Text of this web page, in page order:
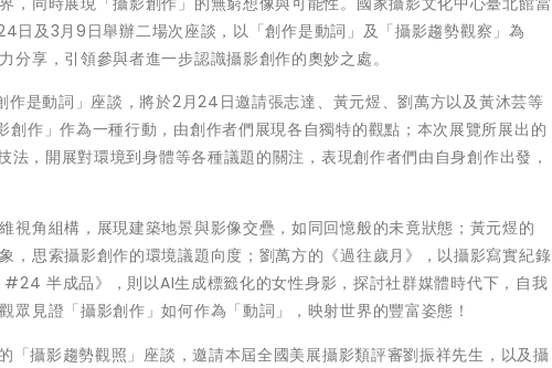
日及3月9日舉辦二場次座談，以「創作是動詞」及「攝影趨勢觀察」為
享，引領參與者進一步認識攝影創作的奧妙之處。
是動詞」座談，將於2月24日邀請張志達、黃元煜、劉萬方以及黃沐芸等
作」作為一種行動，由創作者們展現各自獨特的觀點；本次展覽所展出的
，開展對環境到身體等各種議題的關注，表現創作者們由自身創作出發，
視角組構，展現建築地景與影像交疊，如同回憶般的未竟狀態；黃元煜的
，思索攝影創作的環境議題向度；劉萬方的《過往歲月》，以攝影寫實紀錄
半成品》，則以AI生成標籤化的女性身影，探討社群媒體時代下，自我
見證「攝影創作」如何作為「動詞」，映射世界的豐富姿態！
攝影趨勢觀照」座談，邀請本屆全國美展攝影類評審劉振祥先生，以及攝